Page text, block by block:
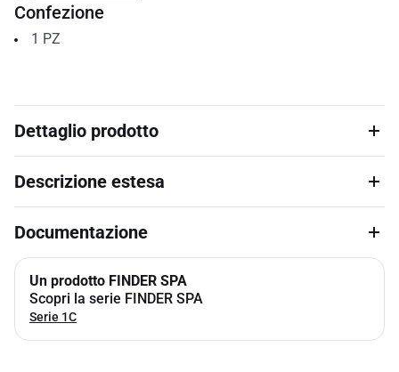
Confezione
1 PZ
Dettaglio prodotto
Descrizione estesa
Documentazione
Un prodotto FINDER SPA
Scopri la serie FINDER SPA
Serie 1C